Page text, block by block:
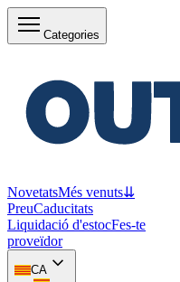
Categories
NovetatsMés venuts⇊
PreuCaducitats
Liquidació d'estocFes-te
proveïdor
CA